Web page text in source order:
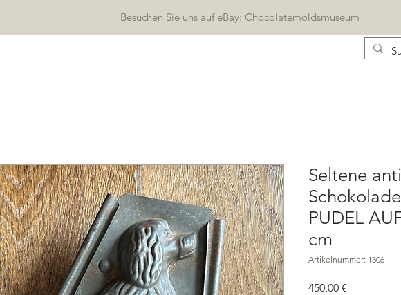
Besuchen Sie uns auf eBay: Chocolatemoldsmuseum
Seltene
PUDEL
cm
Artikelnummer: 1306
450,00 €